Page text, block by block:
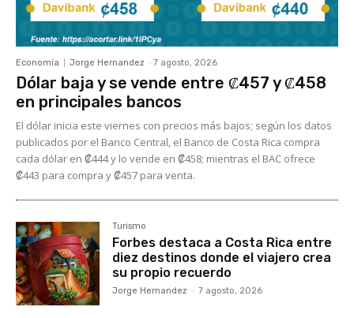
Economía Jorge Hernandez - 7 agosto, 2026
Dólar baja y se vende entre ₡457 y ₡458
en principales bancos
El dólar inicia este viernes con precios más bajos; según los datos
publicados por el Banco Central, el Banco de Costa Rica compra
cada dólar en ₡444 y lo vende en ₡458; mientras el BAC ofrece
₡443 para compra y ₡457 para venta.
Turismo
Forbes destaca a Costa Rica entre
diez destinos donde el viajero crea
su propio recuerdo
Jorge Hernandez - 7 agosto, 2026